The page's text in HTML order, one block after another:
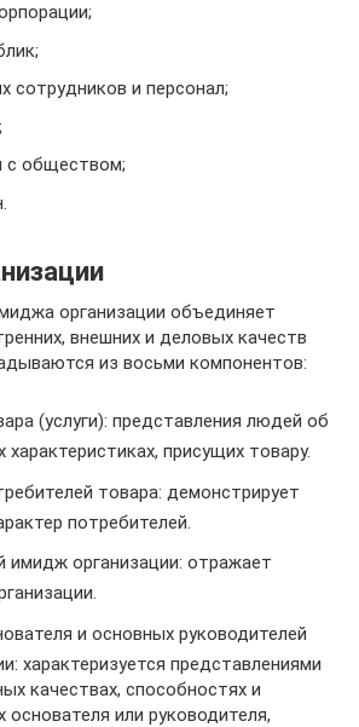
сотрудников и персонал;
с обществом;
организации объединяет
внешних и деловых качеств
из восьми компонентов:
(услуги): представления людей об
характеристиках, присущих товару.
товара: демонстрирует
потребителей.
имидж организации: отражает
и основных руководителей
характеризуется представлениями
качествах, способностях и
основателя или руководителя,